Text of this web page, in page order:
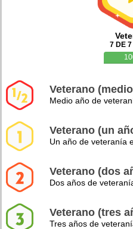
7 DE
Veterano
Medio año de
Veterano (un
Un año de veteranía
Veterano (dos
Dos años de
Veterano (tres
Tres años de